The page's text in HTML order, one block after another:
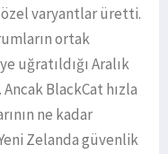
varyantlar üretti.
ortak
uğratıldığı Aralık
BlackCat hızla
ne kadar
Zelanda güvenlik